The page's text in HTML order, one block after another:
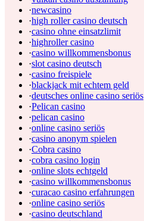
·newcasino
·high roller casino deutsch
·casino ohne einsatzlimit
·highroller casino
·casino willkommensbonus
·slot casino deutsch
·casino freispiele
·blackjack mit echtem geld
·deutsches online casino seriös
·Pelican casino
·pelican casino
·online casino seriös
·casino anonym spielen
·Cobra casino
·cobra casino login
·online slots echtgeld
·casino willkommensbonus
·curacao casino erfahrungen
·online casino seriös
·casino deutschland